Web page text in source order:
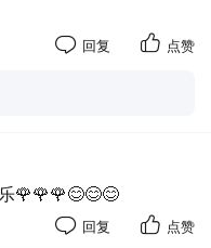
挪开小冰箱，才发现
且暖气管被包裹起
回复 点赞
🌹🌹🌹😊😊😊
回复 点赞